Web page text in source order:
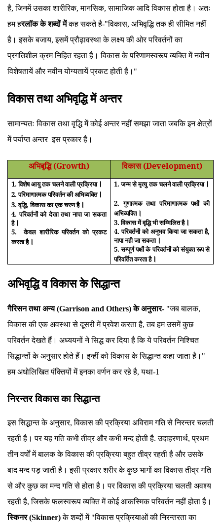
है, जिनमें उसका शारीरिक, मानसिक, सामाजिक आदि विकास होता है। अतः
हम हरलॉक के शब्दों मेंकह सकते है-"विकास, अभिवृद्धि तक ही सीमित नहीं
है। इसके बजाय, इसमें प्रौढ़ावस्था के लक्ष्य की ओर परिवर्तनों का
प्रगतिशील क्रम निहित रहता है। विकास के परिणामस्वरूप व्यक्ति में नवीन
विशेषतायें और नवीन योग्यतायें प्रकट होती है।"
विकास तथा अभिवृद्धि में अन्तर
सामान्यतः विकास तथा वृद्धि में कोई अन्तर नहीं समझा जाता जबकि इन क्षेत्रों
में पर्याप्त अन्तर इस प्रकार है।
अभिबृद्धि (Growth) विकास (Development)
1. विशेष आयु तक चलने वाली प्रक्रिया।
2.परिमाणात्मक परिवर्तन की अभिव्यक्ति।
3.वृद्धि, विकास का एक चरण है।
4. परिवर्तनों को देखा तथा नापा जा सकता
है।
5.
केवल शारीरिक परिवर्तन को प्रकट
करता है।
1. जन्म से मृत्यु तक चलने वाली प्रक्रिया।
2. गुणात्मक तथा परिमाणात्मक पक्षों की
अभिव्यक्ति।
3. विकास में वृद्धि भी सम्मिलित है।
4. परिवर्तनों को अनुभव किया जा सकता है,
नापा नही जा सकता।
5. सम्पूर्ण पक्षों के परिवर्तनों को संयुक्त रूप से
परिवर्तित करता है।
अभिवृद्धि व विकास के सिद्धान्त
गैरिसन तथा अन्य (Garrison and Others) के अनुसार- "जब बालक,
विकास की एक अवस्था से दूसरी में प्रवेश करता है, तब हम उसमें कुछ
परिवर्तन देखते हैं। अध्ययनों ने सिद्ध कर दिया है कि ये परिवर्तन निश्चित
सिद्धान्तों के अनुसार होते हैं। इन्हीं को विकास के सिद्धान्त कहा जाता है।"
हम अधोलिखित पंक्तियों में इनका वर्णन कर रहे है, यथा-1
निरन्तर विकास का सिद्धान्त
इस सिद्धान्त के अनुसार, विकास की प्रक्रिया अविराम गति से निरन्तर चलती
रहती है। पर यह गति कभी तीव्र और कभी मन्द होती है. उदाहरणार्थ, प्रथम
तीन वर्षों में बालक के विकास की प्रक्रिया बहुत तीव्र रहती है और उसके
बाद मन्द पड़ जाती है। इसी प्रकार शरीर के कुछ भागों का विकास तीव्र गति
से और कुछ का मन्द गति से होता है। पर विकास की प्रक्रिया चलती अवश्य
रहती है, जिसके फलस्वरूप व्यक्ति में कोई आकस्मिक परिवर्तन नहीं होता है।
स्किनर (Skinner)के शब्दों में "विकास प्रक्रियाओं की निरन्तरता का